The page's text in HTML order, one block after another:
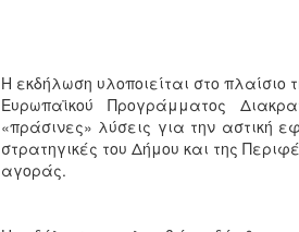
Η εκδήλωση υλοποιείται στο πλαίσιο
Ευρωπαϊκού Προγράμματος
«πράσινες» λύσεις για την αστική
στρατηγικές του Δήμου και της
αγοράς.